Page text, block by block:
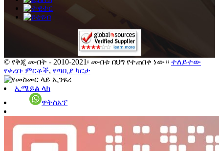
© የቅጂ መብት - 2010-2021፡ መብቱ በህግ የተጠበቀ ነው። ተለይተው
የቀረቡ ምርቶች, የጣቢያ ካርታ
ኢሜይል ላክ
ዋትስአፕ